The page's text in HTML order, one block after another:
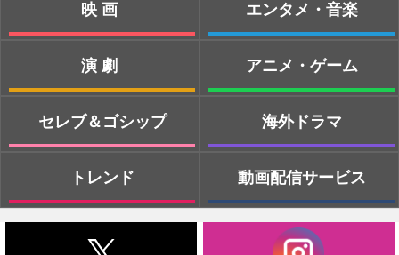
映画
演劇
セレブ＆ゴシップ
トレンド
エンタメ・音楽
アニメ・ゲーム
海外ドラマ
動画配信サービス